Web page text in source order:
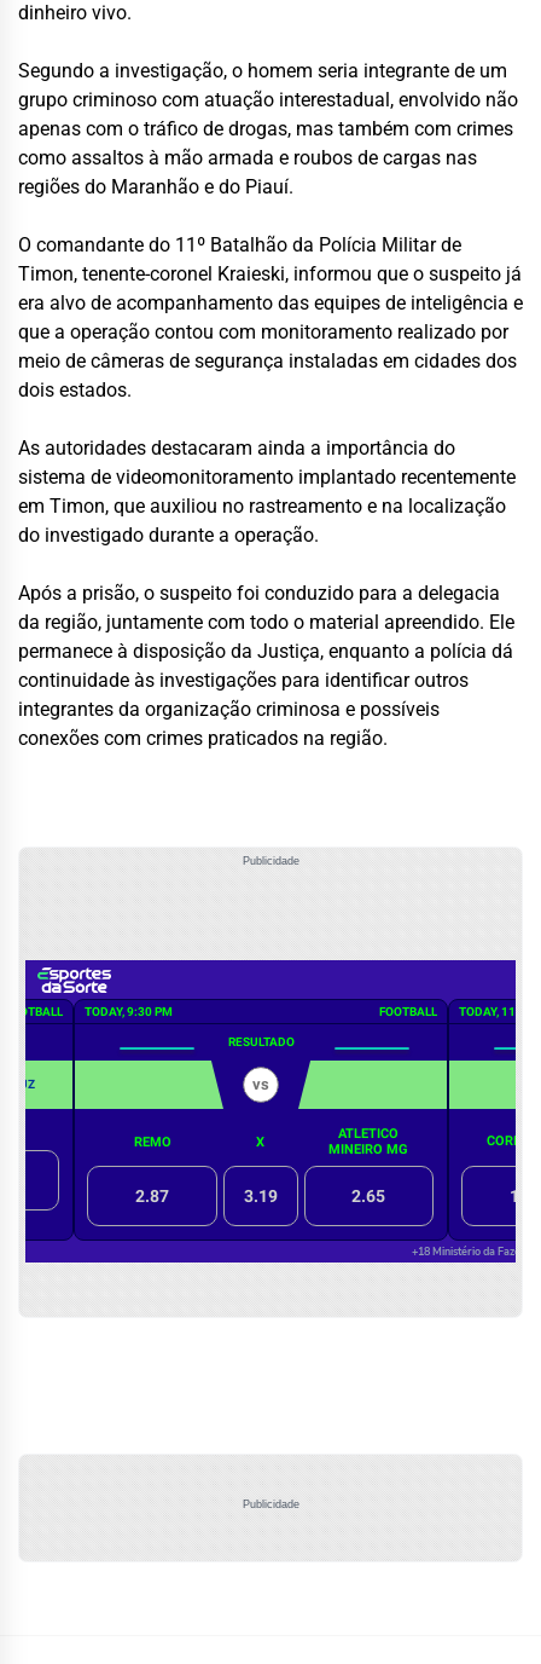
dinheiro vivo.
Segundo a investigação, o homem seria integrante de um
grupo criminoso com atuação interestadual, envolvido não
apenas com o tráfico de drogas, mas também com crimes
como assaltos à mão armada e roubos de cargas nas
regiões do Maranhão e do Piauí.
O comandante do 11º Batalhão da Polícia Militar de
Timon, tenente-coronel Kraieski, informou que o suspeito já
era alvo de acompanhamento das equipes de inteligência e
que a operação contou com monitoramento realizado por
meio de câmeras de segurança instaladas em cidades dos
dois estados.
As autoridades destacaram ainda a importância do
sistema de videomonitoramento implantado recentemente
em Timon, que auxiliou no rastreamento e na localização
do investigado durante a operação.
Após a prisão, o suspeito foi conduzido para a delegacia
da região, juntamente com todo o material apreendido. Ele
permanece à disposição da Justiça, enquanto a polícia dá
continuidade às investigações para identificar outros
integrantes da organização criminosa e possíveis
conexões com crimes praticados na região.
Publicidade
Publicidade